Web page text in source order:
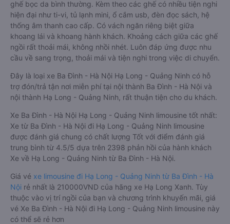
ghế bọc da bình thường. Kèm theo các ghế có nhiều tiện nghi
hiện đại như ti-vi, tủ lạnh mini, ổ cắm usb, đèn đọc sách, hệ
thống âm thanh cao cấp. Có vách ngăn riêng biệt giữa
khoang lái và khoang hành khách. Khoảng cách giữa các ghế
ngồi rất thoải mái, không nhồi nhét. Luôn đáp ứng được nhu
cầu về sang trọng, thoải mái và tiện nghi trong việc di chuyển.
Đây là loại xe Ba Đình - Hà Nội Hạ Long - Quảng Ninh có hỗ
trợ đón/trả tận nơi miễn phí tại nội thành Ba Đình - Hà Nội và
nội thành Hạ Long - Quảng Ninh, rất thuận tiện cho du khách.
Xe Ba Đình - Hà Nội Hạ Long - Quảng Ninh limousine tốt nhất:
Xe từ Ba Đình - Hà Nội đi Hạ Long - Quảng Ninh limousine
được đánh giá chung có chất lượng Tốt với điểm đánh giá
trung bình từ 4.5/5 dựa trên 2398 phản hồi của hành khách
Xe về Hạ Long - Quảng Ninh từ Ba Đình - Hà Nội.
Giá vé xe limousine đi Hạ Long - Quảng Ninh từ Ba Đình - Hà
Nội rẻ nhất là 210000VND của hãng xe Hạ Long Xanh. Tùy
thuộc vào vị trí ngồi của bạn và chương trình khuyến mãi, giá
vé Xe Ba Đình - Hà Nội đi Hạ Long - Quảng Ninh limousine này
có thể sẽ rẻ hơn